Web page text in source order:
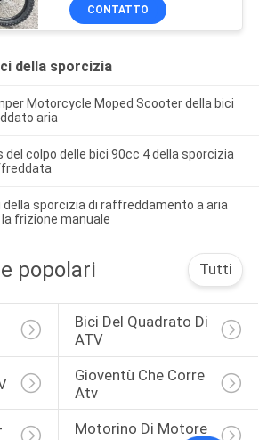
CONTATTO
della sporcizia
Motorcycle Moped Scooter della bici
aria
colpo delle bici 90cc 4 della sporcizia
sporcizia di raffreddamento a aria
frizione manuale
popolari Tutti
Bici Del Quadrato Di
ATV
Gioventù Che Corre
Atv
Motorino Di Motore